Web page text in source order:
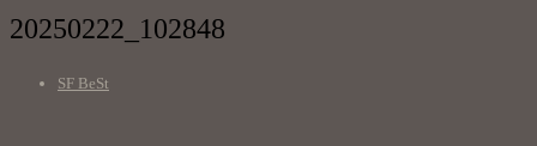
20250222_102848
SF BeSt